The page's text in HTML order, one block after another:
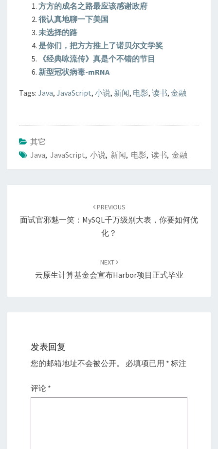
方方的成名之路最应该感谢政府
很认真地聊一下美国
未选择的路
是你们，把方方推上了诺贝尔文学奖
《经典咏流传》真是个不错的节目
新型冠状病毒-mRNA
Tags: Java, JavaScript, 小说, 新闻, 电影, 读书, 金融
其它
Java, JavaScript, 小说, 新闻, 电影, 读书, 金融
PREVIOUS
面试官邪魅一笑：MySQL千万级别大表，你要如何优
化？
NEXT
云原生计算基金会宣布Harbor项目正式毕业
发表回复
您的邮箱地址不会被公开。 必填项已用 * 标注
评论 *